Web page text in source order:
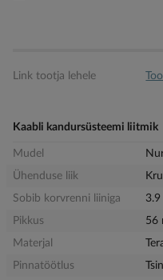
Link tootja lehele
Kaabli kandursüsteemi liitmik
Mudel
Ühenduse liik
Sobib korvrenni liiniga
Pikkus
56
Materjal
Pinnatöötlus